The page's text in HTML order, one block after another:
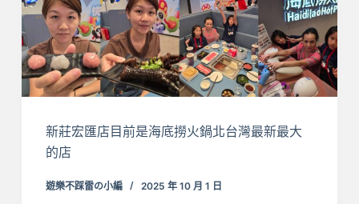
新莊宏匯店目前是海底撈火鍋北台灣最新最大
的店
遊樂不踩雷の小編 2025 年 10 月 1 日